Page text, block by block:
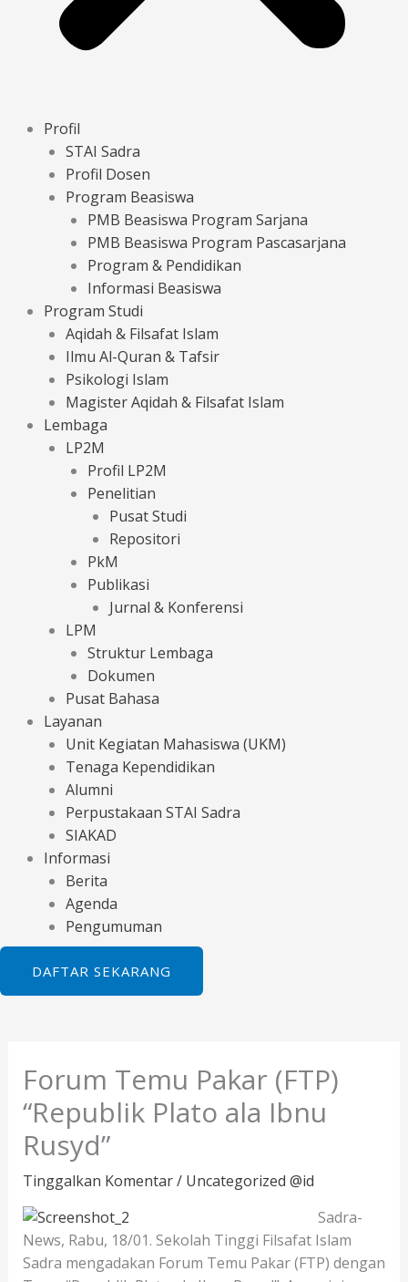
Profil
STAI Sadra
Profil Dosen
Program Beasiswa
PMB Beasiswa Program Sarjana
PMB Beasiswa Program Pascasarjana
Program & Pendidikan
Informasi Beasiswa
Program Studi
Aqidah & Filsafat Islam
Ilmu Al-Quran & Tafsir
Psikologi Islam
Magister Aqidah & Filsafat Islam
Lembaga
LP2M
Profil LP2M
Penelitian
Pusat Studi
Repositori
PkM
Publikasi
Jurnal & Konferensi
LPM
Struktur Lembaga
Dokumen
Pusat Bahasa
Layanan
Unit Kegiatan Mahasiswa (UKM)
Tenaga Kependidikan
Alumni
Perpustakaan STAI Sadra
SIAKAD
Informasi
Berita
Agenda
Pengumuman
DAFTAR SEKARANG
Forum Temu Pakar (FTP)
“Republik Plato ala Ibnu
Rusyd”
Tinggalkan Komentar/ Uncategorized @id
Sadra-
News, Rabu, 18/01. Sekolah Tinggi Filsafat Islam
Sadra mengadakan Forum Temu Pakar (FTP) dengan